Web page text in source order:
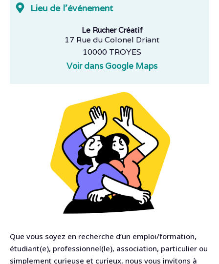
Lieu de l'événement
Le Rucher Créatif
17 Rue du Colonel Driant
10000 TROYES
Voir dans Google Maps
Que vous soyez en recherche d’un emploi/formation,
étudiant(e), professionnel(le), association, particulier ou
simplement curieuse et curieux, nous vous invitons à